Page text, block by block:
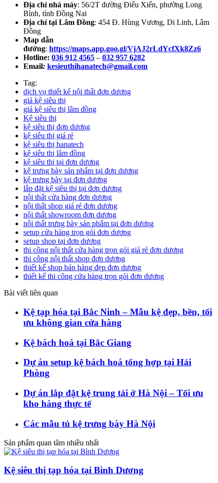
Địa chỉ nhà máy: 56/2T đường Điểu Xiển, phường Long
Bình, tỉnh Đồng Nai
Địa chỉ tại Lâm Đồng: 454 Đ. Hùng Vương, Di Linh, Lâm
Đồng
Map dẫn
đường: https://maps.app.goo.gl/VjAJ2rLdYcfXk8Zz6
Hotline: 036 912 4565 – 032 957 6282
Email: kesieuthihanatech@gmail.com
Tag:
dịch vụ thiết kế nội thất đơn dương
giá kệ siêu thị
giá kệ siêu thị lâm đồng
Kệ siêu thị
kệ siêu thị đơn dương
kệ siêu thị giá rẻ
kệ siêu thị hanatech
kệ siêu thị lâm đồng
kệ siêu thị tại đơn dương
kệ trưng bày sản phẩm tại đơn dương
kệ trưng bày tại đơn dương
lắp đặt kệ siêu thị tại đơn dương
nội thất cửa hàng đơn dương
nội thất shop giá rẻ đơn dương
nội thất showroom đơn dương
nội thất trưng bày sản phẩm tại đơn dương
setup cửa hàng trọn gói đơn dương
setup shop tại đơn dương
thi công nội thất cửa hàng trọn gói giá rẻ đơn dương
thi công nội thất shop đơn dương
thiết kế shop bán hàng đẹp đơn dương
thiết kế thi công cửa hàng trọn gói đơn dương
Bài viết liên quan
Kệ tạp hóa tại Bắc Ninh – Mẫu kệ đẹp, bền, tối
ưu không gian cửa hàng
Kệ bách hoá tại Bắc Giang
Dự án setup kệ bách hoá tổng hợp tại Hải
Phòng
Dự án lắp đặt kệ trung tải ở Hà Nội – Tối ưu
kho hàng thực tế
Các mẫu tủ kệ trưng bày Hà Nội
Sản phẩm quan tâm nhiều nhất
Kệ siêu thị tạp hóa tại Bình Dương